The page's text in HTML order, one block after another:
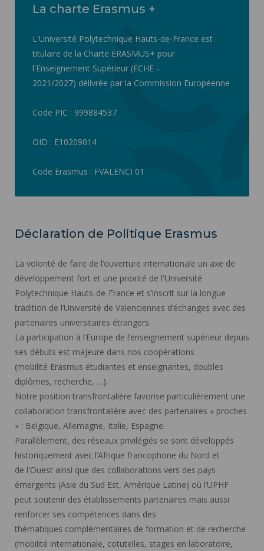
La charte Erasmus +
L'Université Polytechnique Hauts-de-France est
titulaire de la Charte ERASMUS+ pour
l'Enseignement Supérieur (ECHE -
2021/2027) délivrée par la Commission Européenne
Code PIC : 999884537
OID : E10209014
Code Erasmus : FVALENCI 01
Déclaration de Politique Erasmus
La volonté de faire de l‘ouverture internationale un axe de
développement fort et une priorité de l'Université
Polytechnique Hauts-de-France et s’inscrit sur la longue
tradition de l’Université de Valenciennes d’échanges avec des
partenaires universitaires étrangers.
La participation à l’Europe de l’enseignement supérieur depuis
ses débuts est majeure dans nos coopérations
(mobilité Erasmus étudiantes et enseignantes, doubles
diplômes, recherche, …).
Notre position transfrontalière favorise particulièrement une
collaboration transfrontalière avec des partenaires « proches
» : Belgique, Allemagne, Italie, Espagne.
Parallèlement, des réseaux privilégiés se sont développés
historiquement avec l’Afrique francophone du Nord et
de l'Ouest ainsi que des collaborations vers des pays
émergents (Asie du Sud Est, Amérique Latine) où l’UPHF
peut soutenir des établissements partenaires mais aussi
renforcer ses compétences dans des
thématiques complémentaires de formation et de recherche
(mobilité internationale, cotutelles, stages en laboratoire,